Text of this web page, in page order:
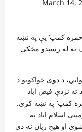
کمپ’ یې په نښه
ته له رسېدو مخکې
د دوی ځواکونو د
ته نژدې فیض اباد
کمپ’ په نښه کړی.
اسلام اباد ته
او هیڅ زیان نه دی